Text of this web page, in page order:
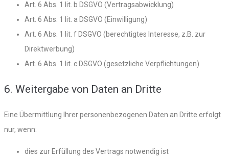
Art. 6 Abs. 1 lit. b DSGVO (Vertragsabwicklung)
Art. 6 Abs. 1 lit. a DSGVO (Einwilligung)
Art. 6 Abs. 1 lit. f DSGVO (berechtigtes Interesse, z.B. zur
Direktwerbung)
Art. 6 Abs. 1 lit. c DSGVO (gesetzliche Verpflichtungen)
6. Weitergabe von Daten an Dritte
Eine Übermittlung Ihrer personenbezogenen Daten an Dritte erfolgt
nur, wenn:
dies zur Erfüllung des Vertrags notwendig ist